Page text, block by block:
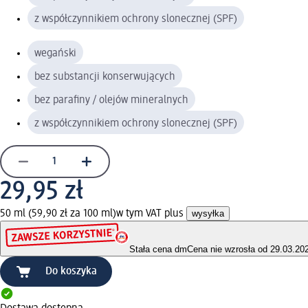
z współczynnikiem ochrony slonecznej (SPF)
wegański
bez substancji konserwujących
bez parafiny / olejów mineralnych
z współczynnikiem ochrony slonecznej (SPF)
29,95 zł
50 ml (59,90 zł za 100 ml)w tym VAT plus wysyłka
Stała cena dmCena nie wzrosła od
Do koszyka